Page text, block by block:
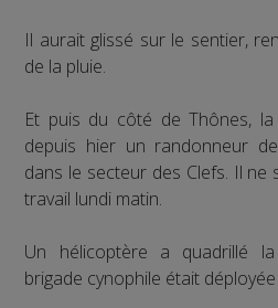
Il aurait glissé sur le sentier,
de la pluie.
Et puis du côté de Thônes,
depuis hier un randonneur
dans le secteur des Clefs. Il
travail lundi matin.
Un hélicoptère a quadrillé
brigade cynophile était